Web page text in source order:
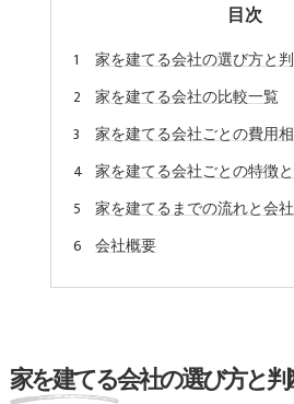
目次
家を建てる会社の選び方と
家を建てる会社の比較一覧
家を建てる会社ごとの費用
家を建てる会社ごとの特徴
家を建てるまでの流れと会
会社概要
家を建てる会社の選び方と